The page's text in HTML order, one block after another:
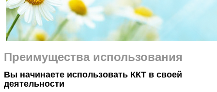
Преимущества использования
Вы начинаете использовать ККТ в своей
деятельности